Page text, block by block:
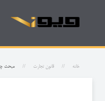
خانه قانون تجارت ‌مبحث